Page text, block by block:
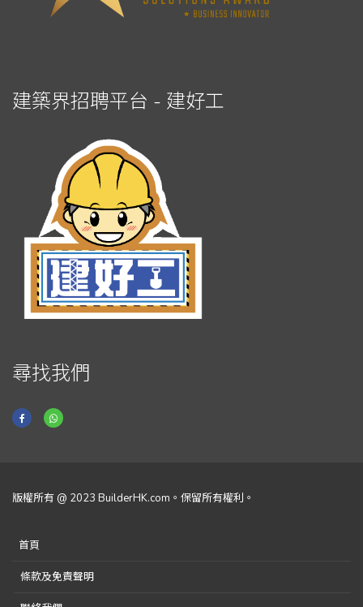
建築界招聘平台 - 建好工
尋找我們
版權所有 @ 2023 BuilderHK.com。保留所有權利。
首頁
條款及免責聲明